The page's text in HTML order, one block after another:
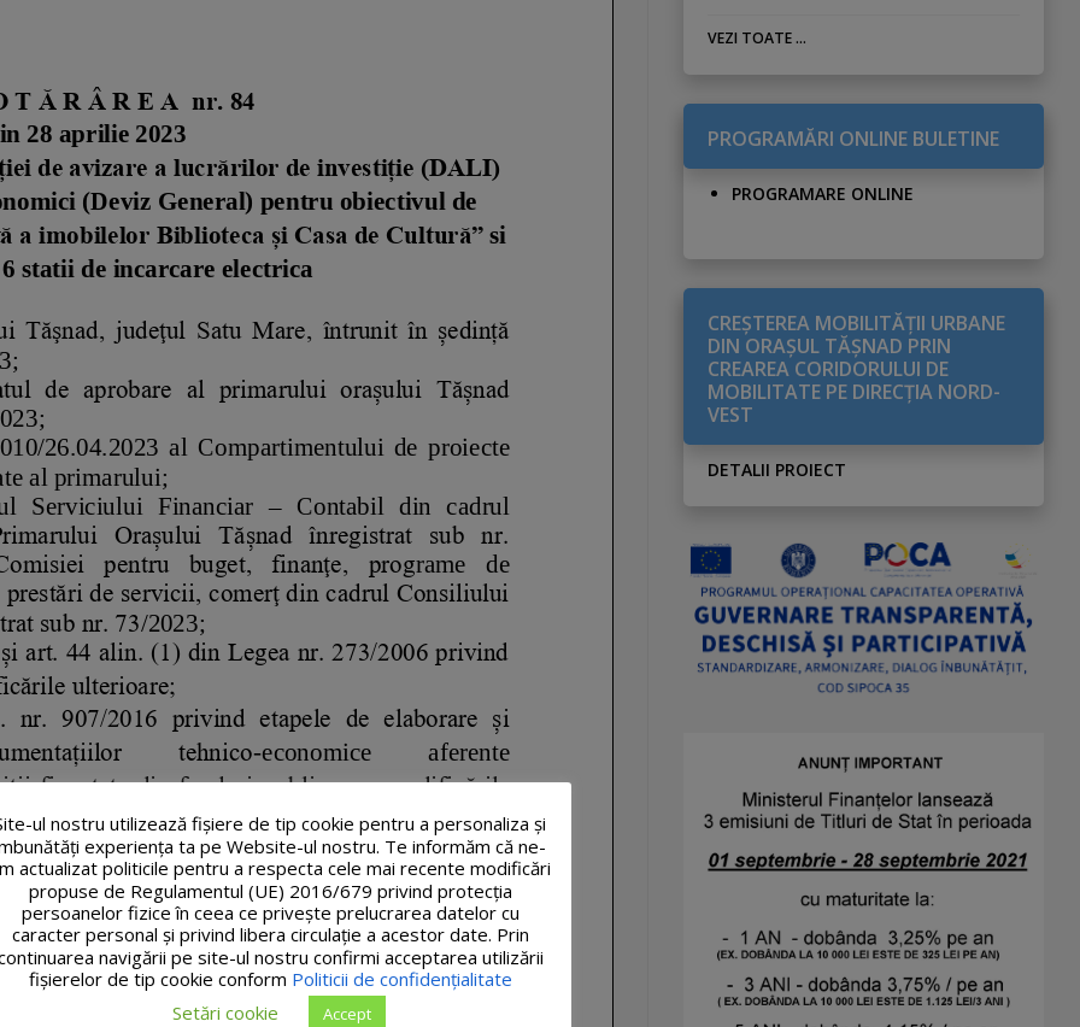
VEZI TOATE ...
PROGRAMĂRI ONLINE BULETINE
PROGRAMARE ONLINE
CREŞTEREA MOBILITĂŢII URBANE
DIN ORAŞUL TĂŞNAD PRIN
CREAREA CORIDORULUI DE
MOBILITATE PE DIRECŢIA NORD-
VEST
DETALII PROIECT
ul nostru utilizează fişiere de tip cookie pentru a personaliza și
experiența ta pe Website-ul nostru. Te informăm că ne-
actualizat politicile pentru a respecta cele mai recente modificări
propuse de Regulamentul (UE) 2016/679 privind protecția
persoanelor fizice în ceea ce privește prelucrarea datelor cu
caracter personal și privind libera circulație a acestor date. Prin
navigării pe site-ul nostru confirmi acceptarea utilizării
fişierelor de tip cookie conform Politicii de confidențialitate
Setări cookie
Accept